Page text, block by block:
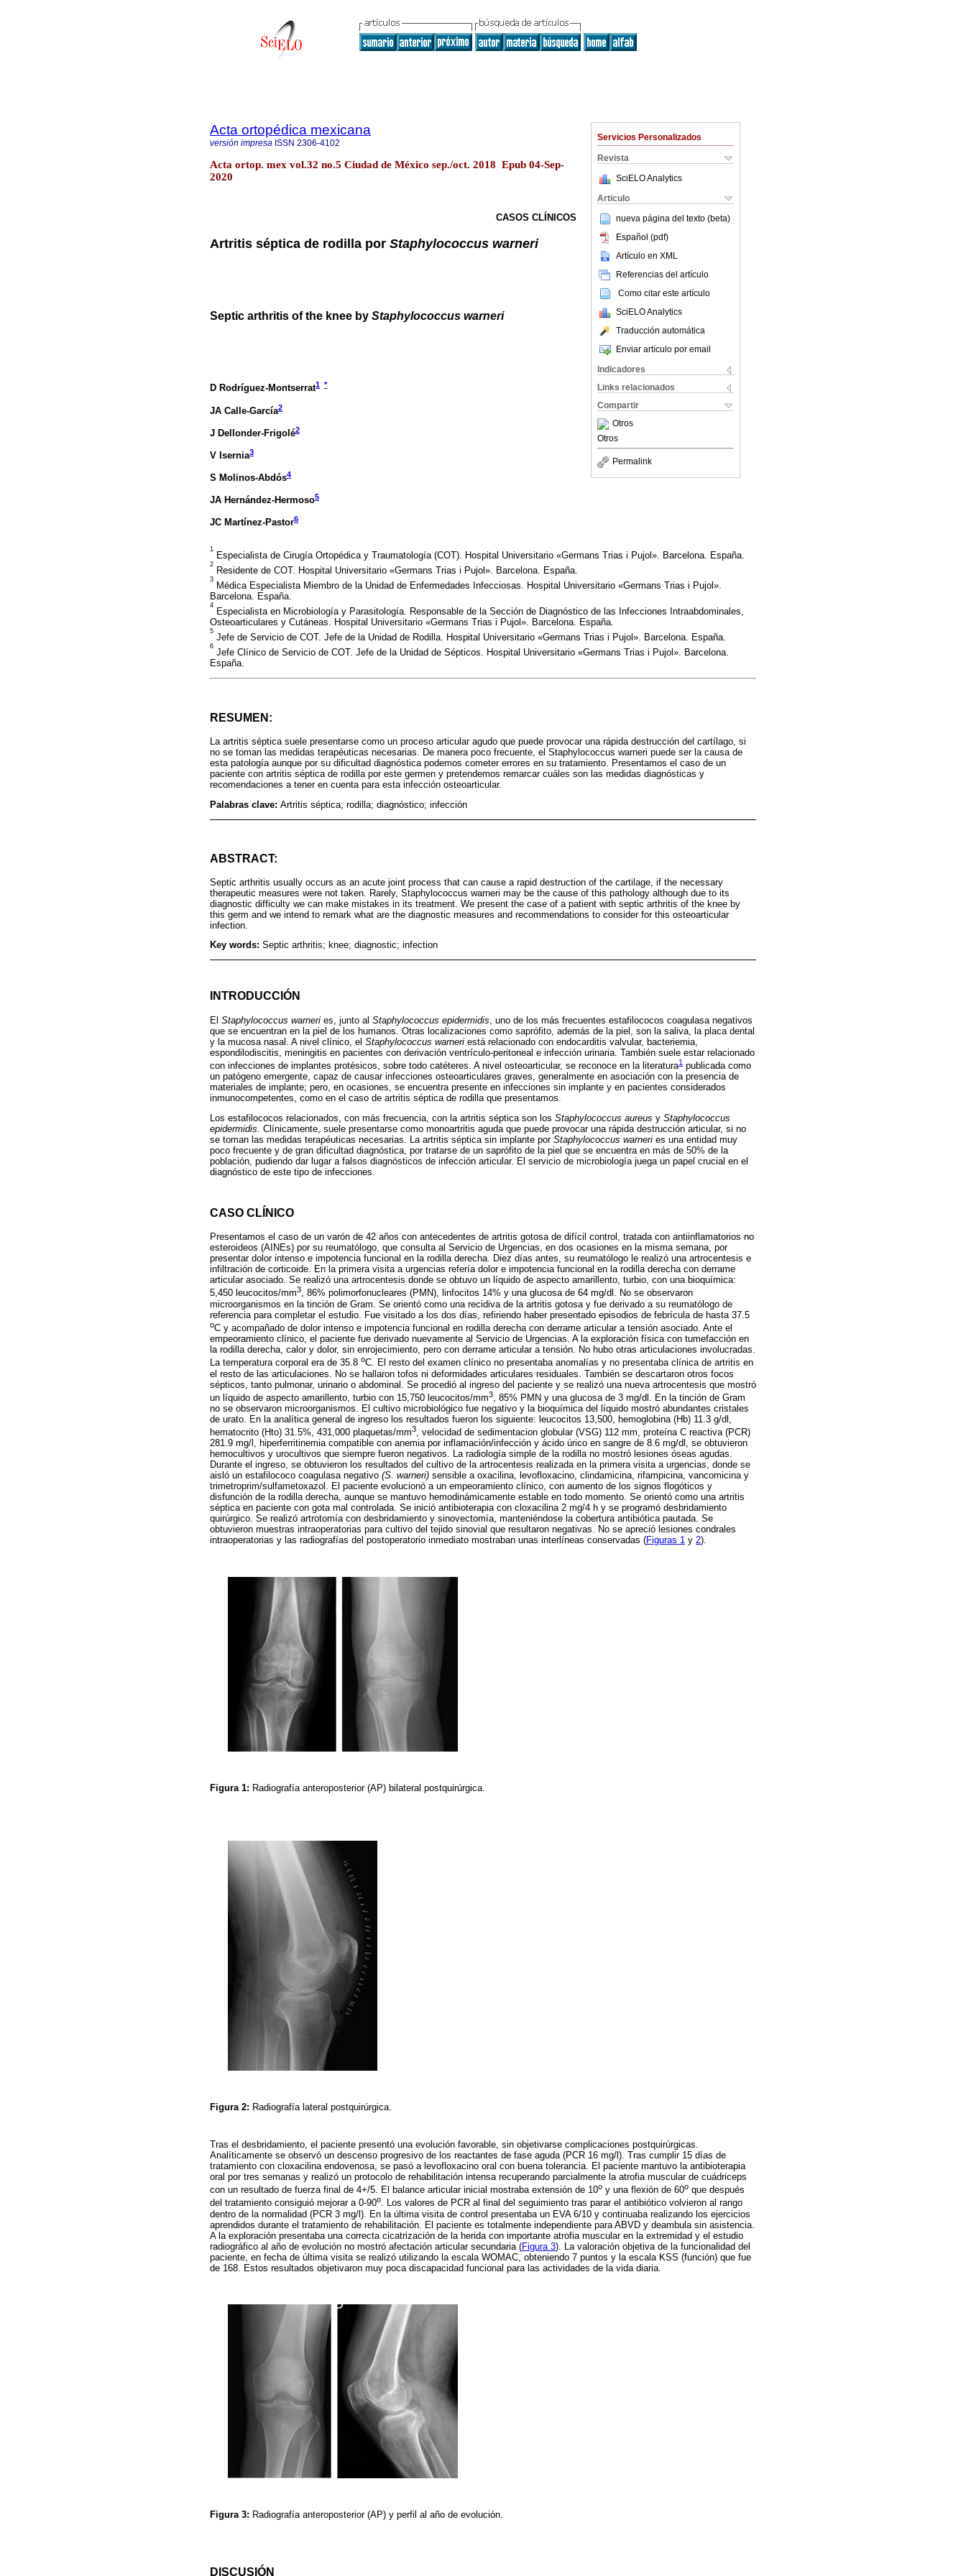
Servicios Personalizados
Revista
SciELO Analytics
Articulo
nueva página del texto (beta)
Español (pdf)
Artículo en XML
Referencias del artículo
Como citar este artículo
SciELO Analytics
Traducción automática
Enviar artículo por email
Indicadores
Links relacionados
Compartir
Otros
Otros
Permalink
Acta ortopédica mexicana
versión impresa ISSN 2306-4102
Acta ortop. mex vol.32 no.5 Ciudad de México sep./oct. 2018 Epub 04-Sep-
2020
CASOS CLÍNICOS
Artritis séptica de rodilla por Staphylococcus warneri
Septic arthritis of the knee by Staphylococcus warneri
D Rodríguez-Montserrat1 *
JA Calle-García2
J Dellonder-Frigolé2
V Isernia3
S Molinos-Abdós4
JA Hernández-Hermoso5
JC Martínez-Pastor6
1
Especialista de Cirugía Ortopédica y Traumatología (COT). Hospital Universitario «Germans Trias i Pujol». Barcelona. España.
2
Residente de COT. Hospital Universitario «Germans Trias i Pujol». Barcelona. España.
3
Médica Especialista Miembro de la Unidad de Enfermedades Infecciosas. Hospital Universitario «Germans Trias i Pujol».
Barcelona. España.
4
Especialista en Microbiología y Parasitología. Responsable de la Sección de Diagnóstico de las Infecciones Intraabdominales,
Osteoarticulares y Cutáneas. Hospital Universitario «Germans Trias i Pujol». Barcelona. España.
5
Jefe de Servicio de COT. Jefe de la Unidad de Rodilla. Hospital Universitario «Germans Trias i Pujol». Barcelona. España.
6
Jefe Clínico de Servicio de COT. Jefe de la Unidad de Sépticos. Hospital Universitario «Germans Trias i Pujol». Barcelona.
España.
RESUMEN:
La artritis séptica suele presentarse como un proceso articular agudo que puede provocar una rápida destrucción del cartílago, si
no se toman las medidas terapéuticas necesarias. De manera poco frecuente, el Staphylococcus warneri puede ser la causa de
esta patología aunque por su dificultad diagnóstica podemos cometer errores en su tratamiento. Presentamos el caso de un
paciente con artritis séptica de rodilla por este germen y pretendemos remarcar cuáles son las medidas diagnósticas y
recomendaciones a tener en cuenta para esta infección osteoarticular.
Palabras clave: Artritis séptica; rodilla; diagnóstico; infección
ABSTRACT:
Septic arthritis usually occurs as an acute joint process that can cause a rapid destruction of the cartilage, if the necessary
therapeutic measures were not taken. Rarely, Staphylococcus warneri may be the cause of this pathology although due to its
diagnostic difficulty we can make mistakes in its treatment. We present the case of a patient with septic arthritis of the knee by
this germ and we intend to remark what are the diagnostic measures and recommendations to consider for this osteoarticular
infection.
Key words: Septic arthritis; knee; diagnostic; infection
INTRODUCCIÓN
El Staphylococcus warneri es, junto al Staphylococcus epidermidis , uno de los más frecuentes estafilococos coagulasa negativos
que se encuentran en la piel de los humanos. Otras localizaciones como saprófito, además de la piel, son la saliva, la placa dental
y la mucosa nasal. A nivel clínico, el Staphylococcus warneri está relacionado con endocarditis valvular, bacteriemia,
espondilodiscitis, meningitis en pacientes con derivación ventrículo-peritoneal e infección urinaria. También suele estar relacionado
con infecciones de implantes protésicos, sobre todo catéteres. A nivel osteoarticular, se reconoce en la literatura1 publicada como
un patógeno emergente, capaz de causar infecciones osteoarticulares graves, generalmente en asociación con la presencia de
materiales de implante; pero, en ocasiones, se encuentra presente en infecciones sin implante y en pacientes considerados
inmunocompetentes, como en el caso de artritis séptica de rodilla que presentamos.
Los estafilococos relacionados, con más frecuencia, con la artritis séptica son los Staphylococcus aureus y Staphylococcus
epidermidis. Clínicamente, suele presentarse como monoartritis aguda que puede provocar una rápida destrucción articular, si no
se toman las medidas terapéuticas necesarias. La artritis séptica sin implante por Staphylococcus warneri es una entidad muy
poco frecuente y de gran dificultad diagnóstica, por tratarse de un saprófito de la piel que se encuentra en más de 50% de la
población, pudiendo dar lugar a falsos diagnósticos de infección articular. El servicio de microbiología juega un papel crucial en el
diagnóstico de este tipo de infecciones.
CASO CLÍNICO
Presentamos el caso de un varón de 42 años con antecedentes de artritis gotosa de difícil control, tratada con antiinflamatorios no
esteroideos (AINEs) por su reumatólogo, que consulta al Servicio de Urgencias, en dos ocasiones en la misma semana, por
presentar dolor intenso e impotencia funcional en la rodilla derecha. Diez días antes, su reumatólogo le realizó una artrocentesis e
infiltración de corticoide. En la primera visita a urgencias refería dolor e impotencia funcional en la rodilla derecha con derrame
articular asociado. Se realizó una artrocentesis donde se obtuvo un líquido de aspecto amarillento, turbio, con una bioquímica:
5,450 leucocitos/mm3, 86% polimorfonucleares (PMN), linfocitos 14% y una glucosa de 64 mg/dl. No se observaron
microorganismos en la tinción de Gram. Se orientó como una recidiva de la artritis gotosa y fue derivado a su reumatólogo de
referencia para completar el estudio. Fue visitado a los dos días, refiriendo haber presentado episodios de febrícula de hasta 37.5
oC y acompañado de dolor intenso e impotencia funcional en rodilla derecha con derrame articular a tensión asociado. Ante el
empeoramiento clínico, el paciente fue derivado nuevamente al Servicio de Urgencias. A la exploración física con tumefacción en
la rodilla derecha, calor y dolor, sin enrojecimiento, pero con derrame articular a tensión. No hubo otras articulaciones involucradas.
La temperatura corporal era de 35.8 oC. El resto del examen clínico no presentaba anomalías y no presentaba clínica de artritis en
el resto de las articulaciones. No se hallaron tofos ni deformidades articulares residuales. También se descartaron otros focos
sépticos, tanto pulmonar, urinario o abdominal. Se procedió al ingreso del paciente y se realizó una nueva artrocentesis que mostró
un líquido de aspecto amarillento, turbio con 15,750 leucocitos/mm3, 85% PMN y una glucosa de 3 mg/dl. En la tinción de Gram
no se observaron microorganismos. El cultivo microbiológico fue negativo y la bioquímica del líquido mostró abundantes cristales
de urato. En la analítica general de ingreso los resultados fueron los siguiente: leucocitos 13,500, hemoglobina (Hb) 11.3 g/dl,
hematocrito (Hto) 31.5%, 431,000 plaquetas/mm3, velocidad de sedimentacion globular (VSG) 112 mm, proteína C reactiva (PCR)
281.9 mg/l, hiperferritinemia compatible con anemia por inflamación/infección y ácido úrico en sangre de 8.6 mg/dl, se obtuvieron
hemocultivos y urocultivos que siempre fueron negativos. La radiología simple de la rodilla no mostró lesiones óseas agudas.
Durante el ingreso, se obtuvieron los resultados del cultivo de la artrocentesis realizada en la primera visita a urgencias, donde se
aisló un estafilococo coagulasa negativo (S. warneri) sensible a oxacilina, levofloxacino, clindamicina, rifampicina, vancomicina y
trimetroprim/sulfametoxazol. El paciente evolucionó a un empeoramiento clínico, con aumento de los signos flogóticos y
disfunción de la rodilla derecha, aunque se mantuvo hemodinámicamente estable en todo momento. Se orientó como una artritis
séptica en paciente con gota mal controlada. Se inició antibioterapia con cloxacilina 2 mg/4 h y se programó desbridamiento
quirúrgico. Se realizó artrotomía con desbridamiento y sinovectomía, manteniéndose la cobertura antibiótica pautada. Se
obtuvieron muestras intraoperatorias para cultivo del tejido sinovial que resultaron negativas. No se apreció lesiones condrales
intraoperatorias y las radiografías del postoperatorio inmediato mostraban unas interlíneas conservadas (Figuras 1 y 2).
Figura 1: Radiografía anteroposterior (AP) bilateral postquirúrgica.
Figura 2: Radiografía lateral postquirúrgica.
Tras el desbridamiento, el paciente presentó una evolución favorable, sin objetivarse complicaciones postquirúrgicas.
Analíticamente se observó un descenso progresivo de los reactantes de fase aguda (PCR 16 mg/l). Tras cumplir 15 días de
tratamiento con cloxacilina endovenosa, se pasó a levofloxacino oral con buena tolerancia. El paciente mantuvo la antibioterapia
oral por tres semanas y realizó un protocolo de rehabilitación intensa recuperando parcialmente la atrofia muscular de cuádriceps
con un resultado de fuerza final de 4+/5. El balance articular inicial mostraba extensión de 10o y una flexión de 60o que después
del tratamiento consiguió mejorar a 0-90o. Los valores de PCR al final del seguimiento tras parar el antibiótico volvieron al rango
dentro de la normalidad (PCR 3 mg/l). En la última visita de control presentaba un EVA 6/10 y continuaba realizando los ejercicios
aprendidos durante el tratamiento de rehabilitación. El paciente es totalmente independiente para ABVD y deambula sin asistencia.
A la exploración presentaba una correcta cicatrización de la herida con importante atrofia muscular en la extremidad y el estudio
radiográfico al año de evolución no mostró afectación articular secundaria (Figura 3). La valoración objetiva de la funcionalidad del
paciente, en fecha de última visita se realizó utilizando la escala WOMAC, obteniendo 7 puntos y la escala KSS (función) que fue
de 168. Estos resultados objetivaron muy poca discapacidad funcional para las actividades de la vida diaria.
Figura 3: Radiografía anteroposterior (AP) y perfil al año de evolución.
DISCUSIÓN